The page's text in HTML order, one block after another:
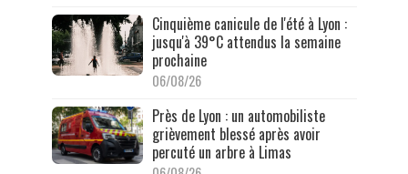
Cinquième canicule de l'été à Lyon :
jusqu'à 39°C attendus la semaine
prochaine
06/08/26
Près de Lyon : un automobiliste
grièvement blessé après avoir
percuté un arbre à Limas